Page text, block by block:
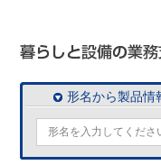
形名から製品情